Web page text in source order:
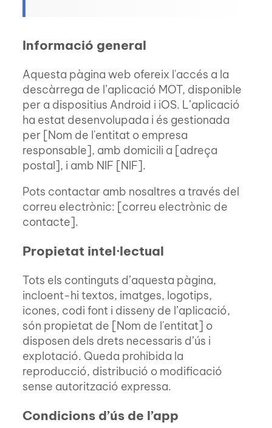
Informació general
Aquesta pàgina web ofereix l'accés a la
descàrrega de l’aplicació MOT, disponible
per a dispositius Android i iOS. L’aplicació
ha estat desenvolupada i és gestionada
per [Nom de l'entitat o empresa
responsable], amb domicili a [adreça
postal], i amb NIF [NIF].
Pots contactar amb nosaltres a través del
correu electrònic: [correu electrònic de
contacte].
Propietat intel·lectual
Tots els continguts d’aquesta pàgina,
incloent-hi textos, imatges, logotips,
icones, codi font i disseny de l’aplicació,
són propietat de [Nom de l'entitat] o
disposen dels drets necessaris d’ús i
explotació. Queda prohibida la
reproducció, distribució o modificació
sense autorització expressa.
Condicions d’ús de l’app